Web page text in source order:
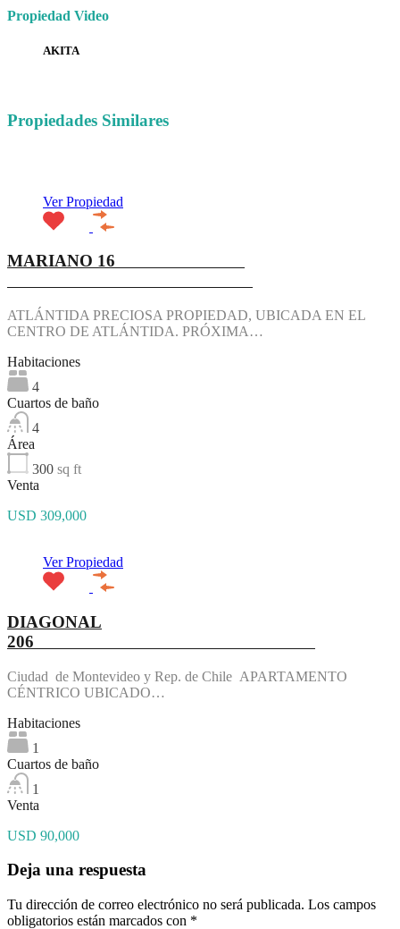
Propiedad Video
AKITA
Propiedades Similares
Ver Propiedad
MARIANO 16
ATLÁNTIDA PRECIOSA PROPIEDAD, UBICADA EN EL
CENTRO DE ATLÁNTIDA. PRÓXIMA…
Habitaciones
4
Cuartos de baño
4
Área
300 sq ft
Venta
USD 309,000
Ver Propiedad
DIAGONAL
206
Ciudad de Montevideo y Rep. de Chile APARTAMENTO
CÉNTRICO UBICADO…
Habitaciones
1
Cuartos de baño
1
Venta
USD 90,000
Deja una respuesta
Tu dirección de correo electrónico no será publicada. Los campos
obligatorios están marcados con *